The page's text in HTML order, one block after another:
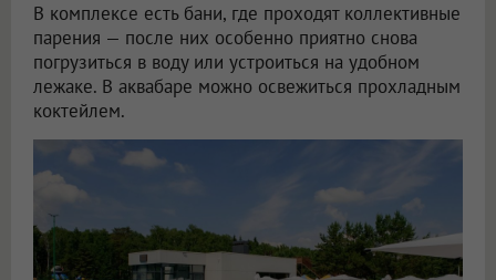
В комплексе есть бани, где проходят коллективные
парения — после них особенно приятно снова
погрузиться в воду или устроиться на удобном
лежаке. В аквабаре можно освежиться прохладным
коктейлем.